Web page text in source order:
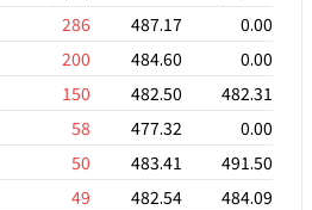
286 487.17
0.00
200 484.60
0.00
150 482.50
482.31
58 477.32
0.00
50 483.41
491.50
49 482.54
484.09